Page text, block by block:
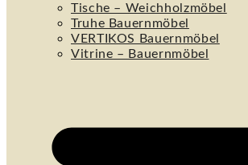
Tische – Weichholzmöbel
Truhe Bauernmöbel
VERTIKOS Bauernmöbel
Vitrine – Bauernmöbel